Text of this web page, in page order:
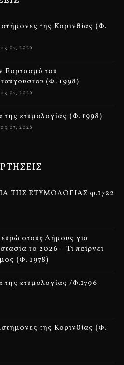
της Κορινθίας (Φ.
07, 2026
Εορτασμό του
(Φ. 1998)
07, 2026
της ετυμολογίας (Φ. 1998)
07, 2026
ΤΗΣ ΕΤΥΜΟΛΟΓΙΑΣ φ.1722
στους Δήμους για
το 2026 – Τι παίρνει
(Φ. 1978)
της ετυμολογίας /Φ.1796
της Κορινθίας (Φ.